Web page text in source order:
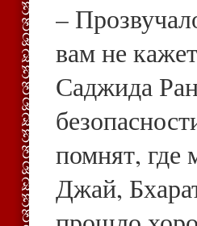
–
вам не
Саджида
помнят, где
Джай,